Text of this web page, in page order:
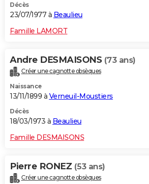
Décès
23/07/1977 à Beaulieu
Famille LAMORT
Andre DESMAISONS (73 ans)
Créer une cagnotte obsèques
Naissance
13/11/1899 à Verneuil-Moustiers
Décès
18/03/1973 à Beaulieu
Famille DESMAISONS
Pierre RONEZ (53 ans)
Créer une cagnotte obsèques